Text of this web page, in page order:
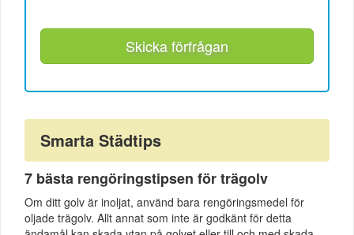
Skicka förfrågan
Smarta Städtips
7 bästa rengöringstipsen för trägolv
Om ditt golv är inoljat, använd bara rengöringsmedel för
oljade trägolv. Allt annat som inte är godkänt för detta